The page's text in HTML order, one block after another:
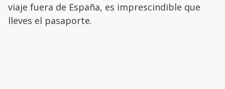
viaje fuera de España, es imprescindible que
lleves el pasaporte.